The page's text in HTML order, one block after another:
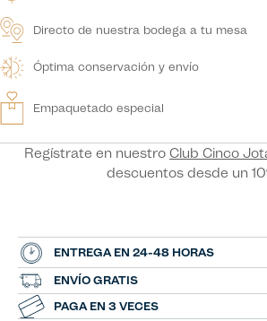
Directo de nuestra bodega a tu mesa
Óptima conservación y envío
Empaquetado especial
Regístrate en nuestro Club Cinco
descuentos desde un
ENTREGA EN 24-48 HORAS
ENVÍO GRATIS
PAGA EN 3 VECES